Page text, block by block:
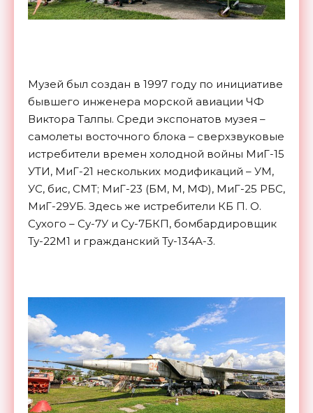
Музей был создан в 1997 году по инициативе
бывшего инженера морской авиации ЧФ
Виктора Талпы. Среди экспонатов музея –
самолеты восточного блока – сверхзвуковые
истребители времен холодной войны МиГ-15
УТИ, МиГ-21 нескольких модификаций – УМ,
УС, бис, СМТ; МиГ-23 (БМ, М, МФ), МиГ-25 РБС,
МиГ-29УБ. Здесь же истребители КБ П. О.
Сухого – Су-7У и Су-7БКП, бомбардировщик
Ту-22М1 и гражданский Ту-134А-3.